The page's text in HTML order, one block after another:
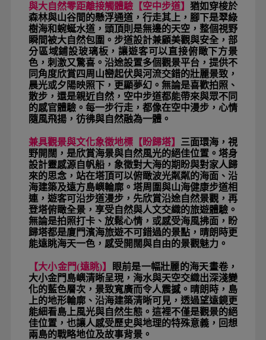
與大自然零距離接觸體驗【空中步道】猶如穿梭於
森林與山谷間的懸浮通道，行走其上，腳下是翠綠
樹海和蜿蜒水道，頭頂則是無邊的天空，整個視野
瞬間被大自然包圍。步道設計兼顧美觀與安全，部
分區域鋪設玻璃板，讓遊客可以直接俯瞰下方景
色，刺激又驚喜。沿途設置多個觀景平台，提供不
同角度欣賞四周山巒起伏與河流交錯的壯麗景致，
晨光或夕陽映照下，更顯夢幻。無論是喜歡拍照、
散步，還是親近自然，空中步道都能帶來與眾不同
的感官體驗。每一步行走，都像在空中漫步，心情
隨風飛揚，彷彿與自然融為一體。
兼具觀景與文化象徵地標【盼歸塔】 三面環海，視
野開闊，是欣賞海景與自然風光的絕佳位置。塔身
設計靈感源自帆船，象徵對大海的期盼與對家人歸
來的思念，站在塔頂可以俯瞰波光粼粼的海面、沿
海建築及遠方島嶼輪廓。塔周圍與山海健康步道相
連，遊客可沿步道漫步，先欣賞沿途自然景觀，再
登塔俯瞰全景，享受自然與人文交織的旅遊體驗。
無論是拍照打卡、放鬆心情，或感受海風拂面，盼
歸塔都是廈門濱海旅遊不可錯過的景點，晴朗時更
能遠眺海天一色，感受開闊與自由的景觀魅力。
【大小金門(遠眺)】
眼前是一幅壯麗的海天畫卷，
大小金門島嶼清晰呈現，海水與天空交織出深淺變
化的藍色層次，景致寬廣而令人震撼。晴朗時，島
上的地形輪廓、沿海建築清晰可見，透過望遠鏡更
能細看島上風光與自然生態。這裡不僅是觀景的絕
佳位置，也讓人感受歷史與地理的特殊意義，回想
兩島的戰略地位及故事背景。